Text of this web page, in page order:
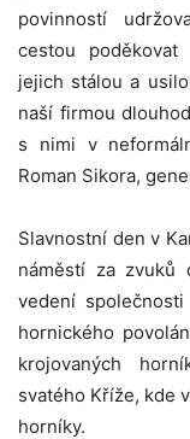
povinností
cestou poděkovat
jejich stálou a
naší firmou
s nimi v
Roman Sikora,
Slavnostní den v
náměstí za zvuků
vedení
hornického
krojovaných
svatého Kříže, kde
horníky.